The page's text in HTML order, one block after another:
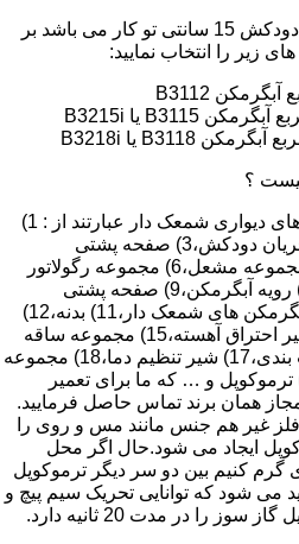
در صورتی که واحد شما دارای دودکش 15 سانتی تو کار می باشد بر
زیر را انتخاب نمایید:
؟
قطعات ساختمان آب گرم کن های دیواری شمعک دار عبارتند از : 1)
کلاهک تعدیل،2) کلاهک تعدیل جریان دودکش،3) صفحه پشتی
آبگرمکن،4) مبدل گرمایی،5) مجموعه مشعل،6) مجموعه رگولاتور
گاز،7) مجموعه رگولاتور آب،8) رویه آبگرمکن،9) صفحه پشتی
آبگرمکن،10) رگولاتور آب در آبگرمکن های شمعک دار،11) بدنه،12)
قاب برنجی،13) شیپوره،14) شیر احتراق آهسته،15) مجموعه ساقه
سوپاپ،16) مجموعه مغزی آب بندی،17) شیر تنظیم دما،18) مجموعه
و میل سوپاپ آب 19) ترموکوپل و … که ما برای تعمیر
مجاز همان برند تماس حاصل فرمایید.
غیر هم جنس مانند مس و روی را
ایجاد می شود.حال اگر محل
گرم کنیم بین دو سر دیگر ترموکوپل
ولت تولید می شود که توانایی تحریک سیم پیچ و
را در مدت 20 ثانیه دارد.